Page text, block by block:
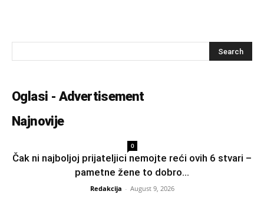
Oglasi - Advertisement
Najnovije
0
Čak ni najboljoj prijateljici nemojte reći ovih 6 stvari –
pametne žene to dobro...
Redakcija - August 9, 2026